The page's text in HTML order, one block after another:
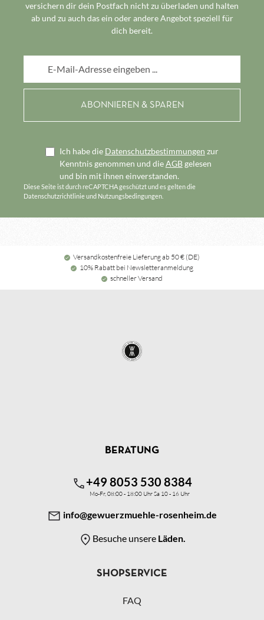
versichern dir dein Postfach nicht zu überladen und halten
ab und zu auch das ein oder andere Angebot speziell für
dich bereit.
Ich habe die Datenschutzbestimmungen zur
Kenntnis genommen und dieAGBgelesen
und bin mit ihnen einverstanden.
Diese Seite ist durch reCAPTCHA geschützt und es gelten die
Datenschutzrichtlinieund Nutzungsbedingungen
Versandkostenfreie Lieferung ab 50 € (DE)
10% Rabatt bei Newsletteranmeldung
schneller Versand
BERATUNG
+49 8053 530 8384
Mo-Fr, 08:00 - 18:00 Uhr Sa 10 - 16 Uhr
info@gewuerzmuehle-rosenheim.de
Besuche unsere Läden.
SHOPSERVICE
FAQ